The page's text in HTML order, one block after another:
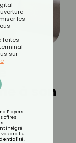
à son
les
faites
sur
Players
offres
intégré
droits,
.